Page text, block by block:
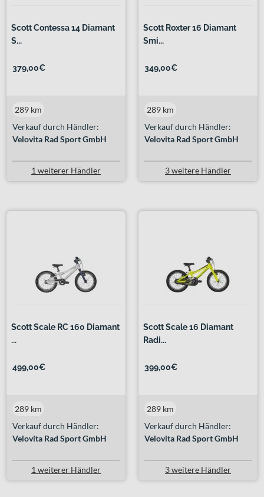
Scott Contessa 14 Diamant
S...
379,00€
Verkauf durch Händler:
Velovita Rad Sport GmbH
289 km
1 weiterer Händler
Scott Roxter 16 Diamant
Smi...
349,00€
Verkauf durch Händler:
Velovita Rad Sport GmbH
289 km
3 weitere Händler
Scott Scale RC 160 Diamant
...
499,00€
Verkauf durch Händler:
Velovita Rad Sport GmbH
289 km
1 weiterer Händler
Scott Scale 16 Diamant
Radi...
399,00€
Verkauf durch Händler:
Velovita Rad Sport GmbH
289 km
3 weitere Händler